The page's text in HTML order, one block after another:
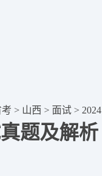
> 山西 > 面试 >
题及解析